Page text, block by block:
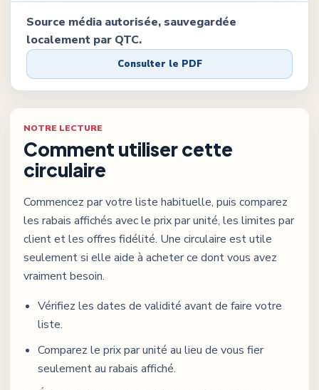
Source média autorisée, sauvegardée
localement par QTC.
Consulter le PDF
NOTRE LECTURE
Comment utiliser cette
circulaire
Commencez par votre liste habituelle, puis comparez
les rabais affichés avec le prix par unité, les limites par
client et les offres fidélité. Une circulaire est utile
seulement si elle aide à acheter ce dont vous avez
vraiment besoin.
Vérifiez les dates de validité avant de faire votre
liste.
Comparez le prix par unité au lieu de vous fier
seulement au rabais affiché.